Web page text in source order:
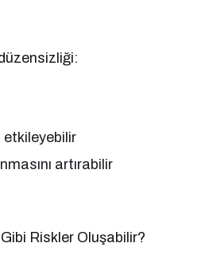
etkileyebilir
artırabilir
Riskler Oluşabilir?